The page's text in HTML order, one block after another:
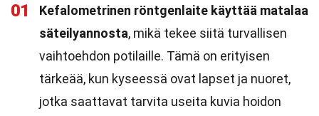
01
Kefalometrinen röntgenlaite käyttää matalaa
säteilyannosta, mikä tekee siitä turvallisen
vaihtoehdon potilaille. Tämä on erityisen
tärkeää, kun kyseessä ovat lapset ja nuoret,
jotka saattavat tarvita useita kuvia hoidon